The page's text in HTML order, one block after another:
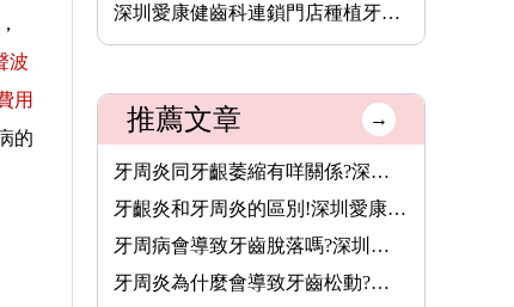
波
用
的
深圳愛康健齒科連鎖門店種植牙價格表2026|愛康健進口植牙3680元起···
推薦文章 →
牙周炎同牙齦萎縮有咩關係?深圳愛康健牙周病治療收費如何?醫療券···
牙齦炎和牙周炎的區別!深圳愛康健齒科治療牙齦炎和牙周炎可使用香···
牙周病會導致牙齒脫落嗎?深圳愛康健齒科牙周病治療費用幾多錢?
牙周炎為什麼會導致牙齒松動?牙齒松動怎麼治療